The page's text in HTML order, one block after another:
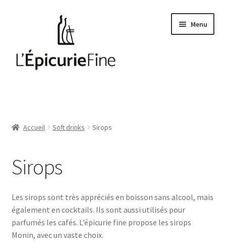
navigation
Menu
Cave
Soft drinks
Thés et cafés
Accueil Soft drinks Sirops
Sirops
Les sirops sont très appréciés en boisson sans alcool, mais
également en cocktails. Ils sont aussi utilisés pour
parfumés les cafés. L’épicurie fine propose les sirops
Monin, avec un vaste choix.